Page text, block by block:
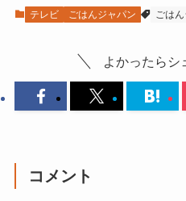
テレビ ごはんジャパン ごは
よかったらシ
コメント